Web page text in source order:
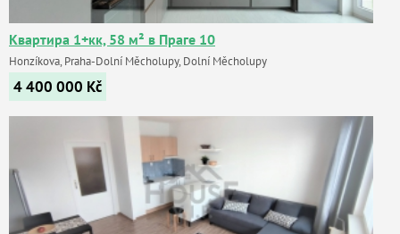
Квартира 1+кк, 58 м² в Праге 10
Honzíkova, Praha-Dolní Měcholupy, Dolní Měcholupy
4 400 000 Kč